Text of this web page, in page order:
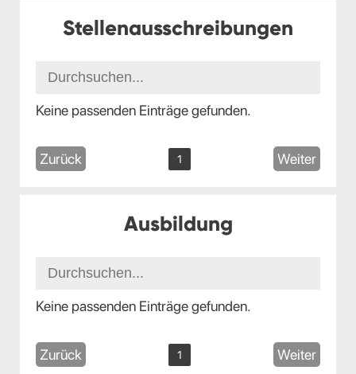
Stellenausschreibungen
Keine passenden Einträge gefunden.
Zurück 1 Weiter
Ausbildung
Keine passenden Einträge gefunden.
Zurück 1 Weiter